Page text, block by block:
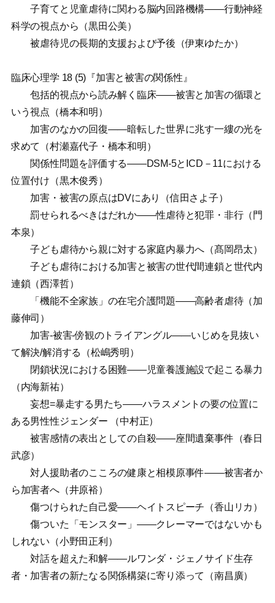
子育てと児童虐待に関わる脳内回路機構——行動神経
科学の視点から（黒田公美）
被虐待児の長期的支援および予後（伊東ゆたか）
臨床心理学 18 (5)『加害と被害の関係性』
包括的視点から読み解く臨床——被害と加害の循環と
いう視点（橋本和明）
加害のなかの回復——暗転した世界に兆す一縷の光を
求めて（村瀬嘉代子・橋本和明）
関係性問題を評価する——DSM-5とICD－11における
位置付け（黒木俊秀）
加害・被害の原点はDVにあり（信田さよ子）
罰せられるべきはだれか——性虐待と犯罪・非行（門
本泉）
子ども虐待から親に対する家庭内暴力へ（髙岡昂太）
子ども虐待における加害と被害の世代間連鎖と世代内
連鎖（西澤哲）
「機能不全家族」の在宅介護問題——高齢者虐待（加
藤伸司）
加害-被害-傍観のトライアングル——いじめを見抜い
て解決/解消する（松嶋秀明）
閉鎖状況における困難——児童養護施設で起こる暴力
（内海新祐）
妄想=暴走する男たち——ハラスメントの要の位置に
ある男性性ジェンダー （中村正）
被害感情の表出としての自殺——座間遺棄事件（春日
武彦）
対人援助者のこころの健康と相模原事件——被害者か
ら加害者へ（井原裕）
傷つけられた自己愛——ヘイトスピーチ（香山リカ）
傷ついた「モンスター」——クレーマーではないかも
しれない（小野田正利）
対話を超えた和解——ルワンダ・ジェノサイド生存
者・加害者の新たなる関係構築に寄り添って（南昌廣）